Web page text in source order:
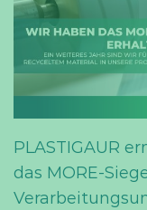
PLASTIGAUR
das MORE-